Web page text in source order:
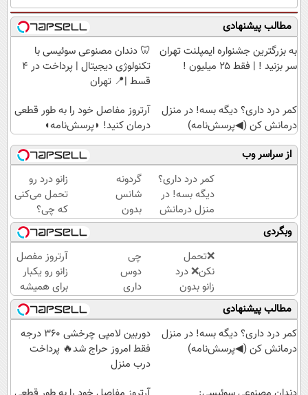
مطالب پیشنهادی
به بزرگترین جشنواره ایمپلنت تهران
سر بزنید ! | فقط ۲۵ میلیون !
🦷 دندان مصنوعی سوئیسی با
تکنولوژی دیجیتال | پرداخت در 4
قسط |📍 تهران
کمر درد داری؟ دیگه بسه! در منزل
درمانش کن (◀پرسش‌نامه)
آرتروز مفاصل خود را به طور قطعی
درمان کنید! ◗پرسش‌نامه◖
از سراسر وب
کمر درد داری؟
دیگه بسه! در
منزل درمانش
کن
(◀پرسش‌نامه)
گردونه
شانس
بدون
پوچ از
PS5
تا
و بیت
کوین
🔥
زانو درد رو
تحمل می‌کنی
که چی؟
راه‌حلش
همین‌جاست!
وبگردی
❌تحمل
نکن❌ درد
زانو بدون
قرص
درمان
میشه
(پرسشنامه
چی
دوس
داری
بخری
؟ PS5
؟
گوشی؟
تا 100
آرتروز مفصل
زانو رو یکبار
برای همیشه
درمان کن!
◗پرسش‌نامه◖
مطالب پیشنهادی
کمر درد داری؟ دیگه بسه! در منزل
درمانش کن (◀پرسش‌نامه)
دوربین لامپی چرخشی 360 درجه
فقط امروز حراج شد🔥 پرداخت
درب منزل